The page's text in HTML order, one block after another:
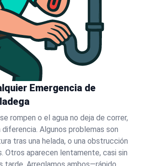
Emergencia de
rompen o el agua no deja de correr,
Algunos problemas son
tras una helada, o una obstrucción
Otros aparecen lentamente, casi sin